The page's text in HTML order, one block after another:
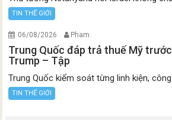
TIN THẾ GIỚI
06/08/2026 Pham
Trung Quốc đáp trả thuế Mỹ
Trump – Tập
Trung Quốc kiểm soát từng linh kiện, công
TIN THẾ GIỚI